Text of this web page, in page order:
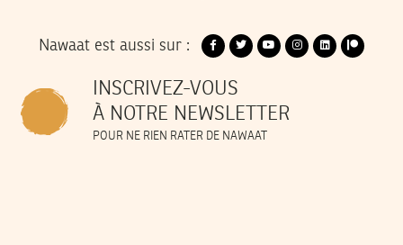
Nawaat est aussi sur :
INSCRIVEZ-VOUS
À NOTRE NEWSLETTER
POUR NE RIEN RATER DE NAWAAT